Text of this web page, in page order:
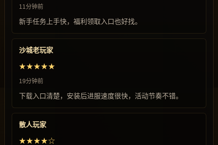
11分钟前
新手任务上手快，福利领取入口也好找。
沙城老玩家
★★★★★
19分钟前
下载入口清楚，安装后进服速度很快，活动节奏不错。
散人玩家
★★★★☆